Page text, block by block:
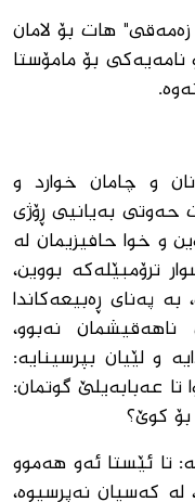
ھات بۆ لامان
بۆ مامۆستا
و چامان خوارد و
حه‌وتى به‌یانیى ڕۆژى
چووین و خوا حافیزیمان له‌
ترۆمبێله‌که‌ بووین،
په‌ناى ڕه‌بیعه‌کاندا
ناهه‌قیشمان نه‌بوو،
‌و لێیان بپرسینایه‌:
عه‌بابه‌یلێ گوتمان:
کوێ؟
تا ئێستا ئه‌و هه‌موو
که‌سیان نه‌پرسیوه‌،